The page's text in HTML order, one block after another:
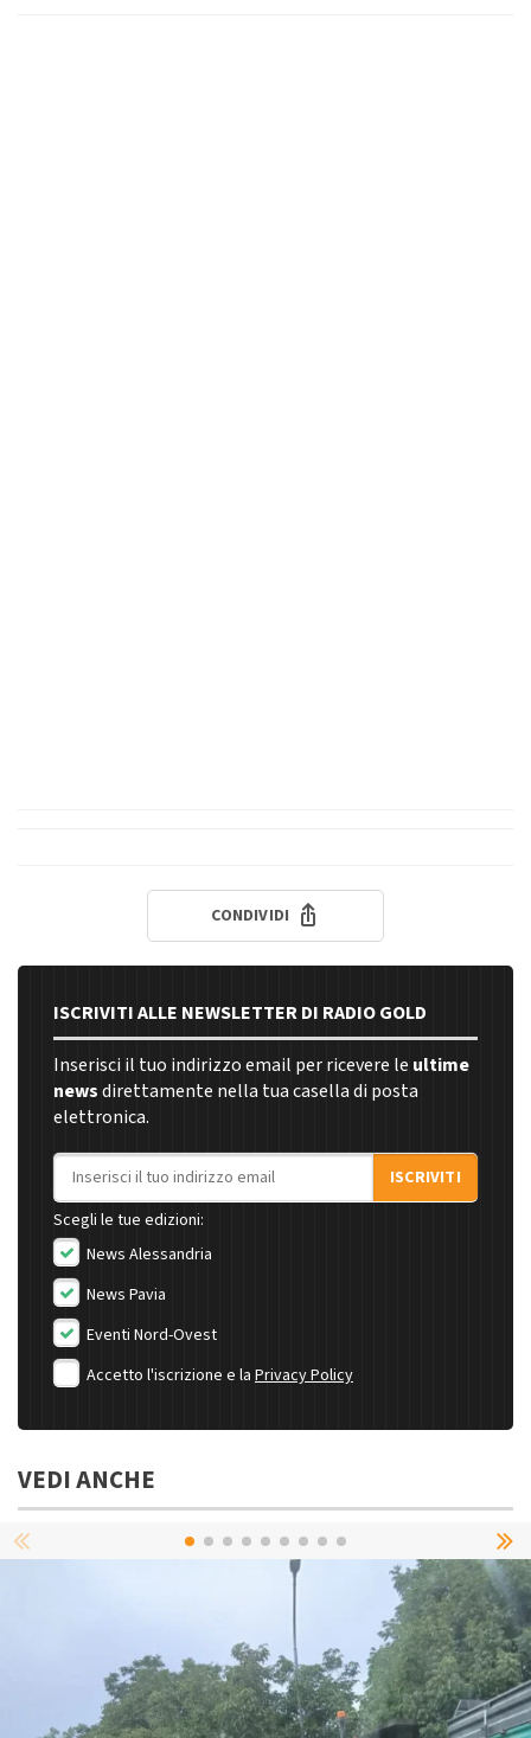
CONDIVIDI
ISCRIVITI ALLE NEWSLETTER DI RADIO GOLD
Inserisci il tuo indirizzo email per ricevere le ultime
newsdirettamente nella tua casella di posta
elettronica.
Indirizzo email
ISCRIVITI
Scegli le tue edizioni:
News Alessandria
News Pavia
Eventi Nord-Ovest
Accetto l'iscrizione e la Privacy Policy
VEDI ANCHE